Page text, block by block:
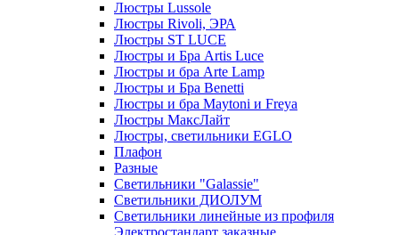
Люстры Lussole
Люстры Rivoli, ЭРА
Люстры ST LUCE
Люстры и Бра Artis Luce
Люстры и бра Arte Lamp
Люстры и Бра Benetti
Люстры и бра Maytoni и Freya
Люстры МаксЛайт
Люстры, светильники EGLO
Плафон
Разные
Светильники "Galassie"
Светильники ДИОЛУМ
Светильники линейные из профиля